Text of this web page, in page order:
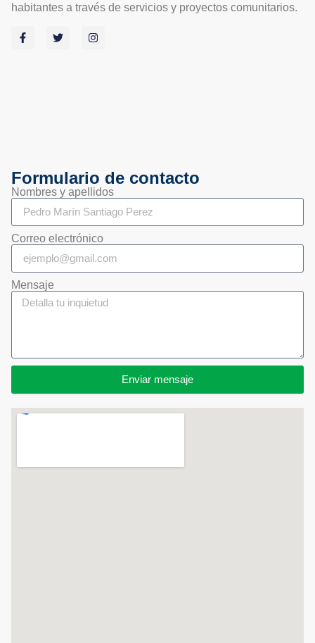
habitantes a través de servicios y proyectos comunitarios.
Formulario de contacto
Nombres y apellidos
Correo electrónico
Mensaje
Enviar mensaje